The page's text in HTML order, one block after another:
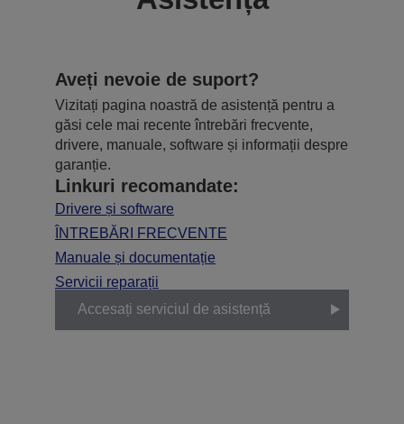
Aveți nevoie de suport?
Vizitați pagina noastră de asistență pentru a
găsi cele mai recente întrebări frecvente,
drivere, manuale, software și informații despre
garanție.
Linkuri recomandate:
Drivere și software
ÎNTREBĂRI FRECVENTE
Manuale și documentație
Servicii reparații
Accesați serviciul de asistență